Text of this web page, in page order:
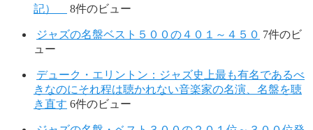
記）
8件のビュー
ジャズの名盤ベスト５００の４０１～４５０ 7件のビ
ュー
デューク・エリントン：ジャズ史上最も有名であるべ
きなのにそれ程は聴かれない音楽家の名演、名盤を聴
き直す 6件のビュー